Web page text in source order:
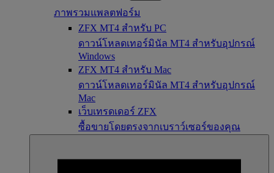
ภาพรวมแพลตฟอร์ม
ZFX MT4 สำหรับ PC
ดาวน์โหลดเทอร์มินัล MT4 สำหรับอุปกรณ์
Windows
ZFX MT4 สำหรับ Mac
ดาวน์โหลดเทอร์มินัล MT4 สำหรับอุปกรณ์
Mac
เว็บเทรดเดอร์ ZFX
ซื้อขายโดยตรงจากเบราว์เซอร์ของคุณ